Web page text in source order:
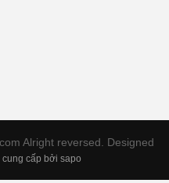
Alright reversed. Designed
cung cấp bởi sapo